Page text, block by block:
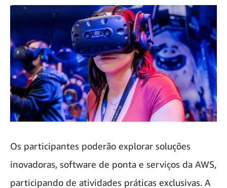
Os participantes poderão explorar soluções
inovadoras, software de ponta e serviços da AWS,
participando de atividades práticas exclusivas. A